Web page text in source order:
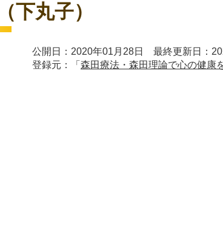
下丸子）
公開日：2020年01月28日 最終更新日：
登録元：「 森田療法・森田理論で心の健康